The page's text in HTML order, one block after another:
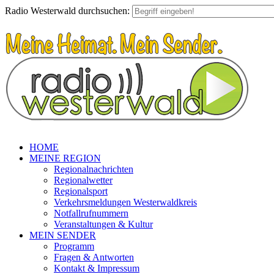
Radio Westerwald durchsuchen:
HOME
MEINE REGION
Regionalnachrichten
Regionalwetter
Regionalsport
Verkehrsmeldungen Westerwaldkreis
Notfallrufnummern
Veranstaltungen & Kultur
MEIN SENDER
Programm
Fragen & Antworten
Kontakt & Impressum